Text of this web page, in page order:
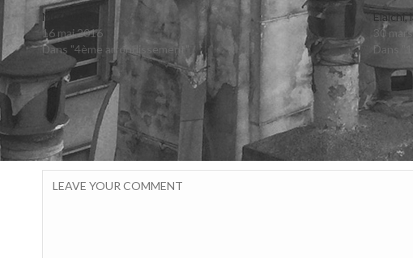
MIZNON
16 mai 2016
Dans "4ème arrondissement"
30
Dans